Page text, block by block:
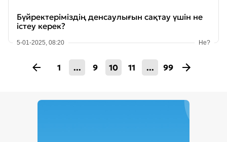
Бүйректеріміздің денсаулығын сақтау үшін не
істеу керек?
5-01-2025, 08:20 Не?
1 ... 9 10 11 ... 99